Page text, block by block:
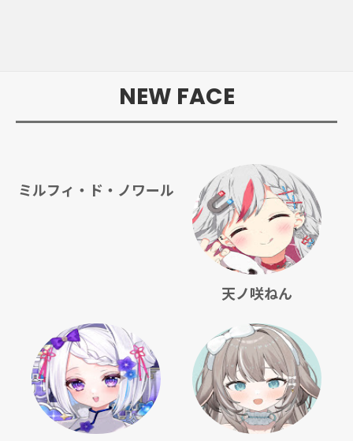
NEW FACE
ミルフィ・ド・ノワール
天ノ咲ねん